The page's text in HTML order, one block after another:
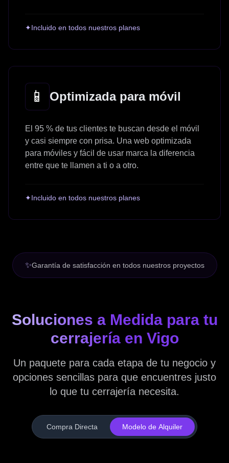
✦Incluido en todos nuestros planes
📱 Optimizada para móvil
El 95 % de tus clientes te buscan desde el móvil
y casi siempre con prisa. Una web optimizada
para móviles y fácil de usar marca la diferencia
entre que te llamen a ti o a otro.
✦Incluido en todos nuestros planes
✨Garantía de satisfacción en todos nuestros proyectos
Soluciones a Medida para tu
cerrajería en Vigo
Un paquete para cada etapa de tu negocio y
opciones sencillas para que encuentres justo
lo que tu cerrajería necesita.
Compra Directa Modelo de Alquiler